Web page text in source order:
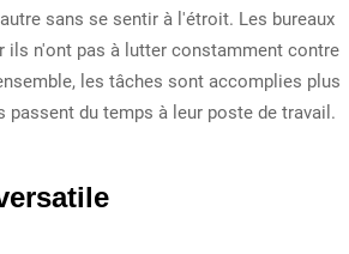
sans se sentir à l'étroit. Les bureaux
ils n'ont pas à lutter constamment contre
les tâches sont accomplies plus
du temps à leur poste de travail.